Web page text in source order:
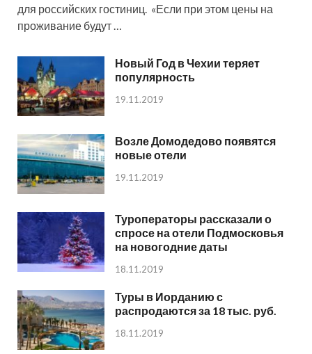
для российских гостиниц. «Если при этом цены на
проживание будут …
Новый Год в Чехии теряет
популярность
19.11.2019
Возле Домодедово появятся
новые отели
19.11.2019
Туроператоры рассказали о
спросе на отели Подмосковья
на новогодние даты
18.11.2019
Туры в Иорданию с
распродаются за 18 тыс. руб.
18.11.2019